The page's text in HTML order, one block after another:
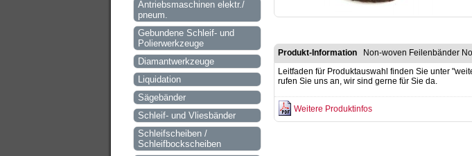
Antriebsmaschinen elektr./
pneum.
Gebundene Schleif- und
Polierwerkzeuge
Diamantwerkzeuge
Liquidation
Sägebänder
Schleif- und Vliesbänder
Schleifscheiben /
Schleifbockscheiben
Produkt-Information Non-woven Feilenbänder
Leitfaden für Produktauswahl finden Sie unter
rufen Sie uns an, wir sind gerne für Sie da.
Weitere Produktinfos